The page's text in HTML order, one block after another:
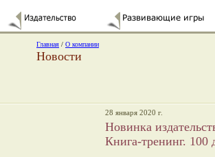
Главная / О компании
Новости
28 января 2020 г.
Новинка
Книга-тренинг.